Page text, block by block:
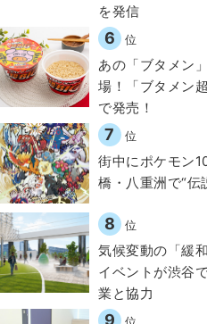
を発信
6 位
あの「ブタメン
場！「ブタメン
で発売！
7 位
街中にポケモン
橋・八重洲で“伝
8 位
気候変動の「緩
イベントが渋谷
業と協力
9 位